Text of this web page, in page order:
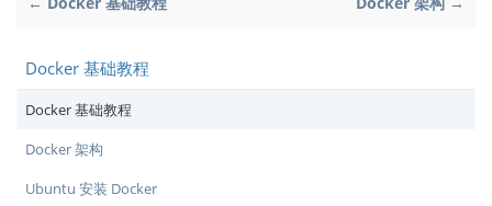
Docker 基础教程
Docker 基础教程
Docker 架构
Ubuntu 安装 Docker